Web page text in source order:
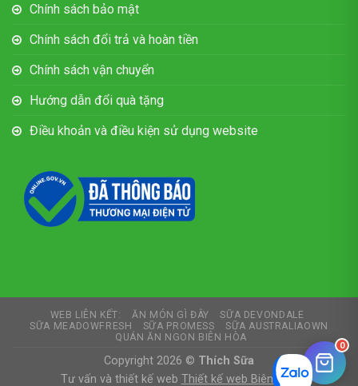
Chính sách bảo mật
Chính sách đổi trả và hoàn tiền
Chính sách vận chuyển
Hướng dẫn đổi quà tặng
Điều khoản và điều kiện sử dụng website
WEB LIÊN KẾT: ĂN MÓN GÌ ĐÂY
SỮA DEVONDALE
SỮA MEADOWFRESH
SỮA PROMESS
SỮA AUSTRALIAOWN
QUÁN ĂN NGON BIÊN HÒA
Copyright 2026 © Thích Sữa
Tư vấn và thiết kế web Thiết kế web Biên Hòa
0